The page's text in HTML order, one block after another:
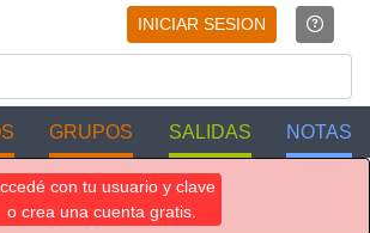
INICIAR SESION
GRUPOS SALIDAS NOTAS
con tu usuario y clave
o crea una cuenta gratis.